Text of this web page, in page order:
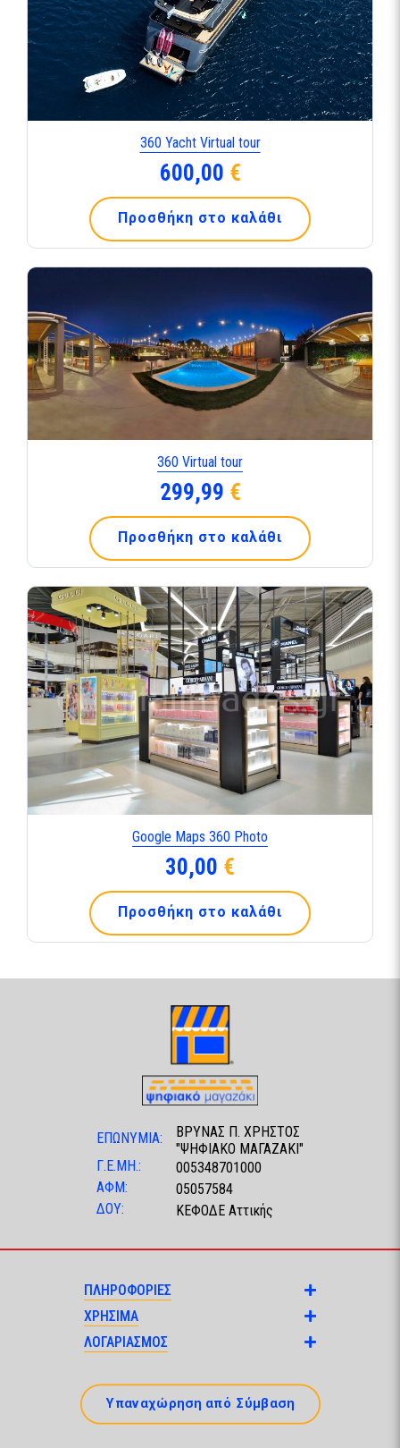
360 Yacht Virtual tour
600,00 €
Προσθήκη στο καλάθι
360 Virtual tour
299,99 €
Προσθήκη στο καλάθι
Google Maps 360 Photo
30,00 €
Προσθήκη στο καλάθι
ΕΠΩΝΥΜΙΑ:
ΒΡΥΝΑΣ Π. ΧΡΗΣΤΟΣ
"ΨΗΦΙΑΚΟ ΜΑΓΑΖΑΚΙ"
Γ.Ε.ΜΗ.:
005348701000
ΑΦΜ:
05057584
ΔΟΥ:
ΚΕΦΟΔΕ Αττικής
ΠΛΗΡΟΦΟΡΙΕΣ
ΧΡΗΣΙΜΑ
ΛΟΓΑΡΙΑΣΜΟΣ
Υπαναχώρηση από Σύμβαση